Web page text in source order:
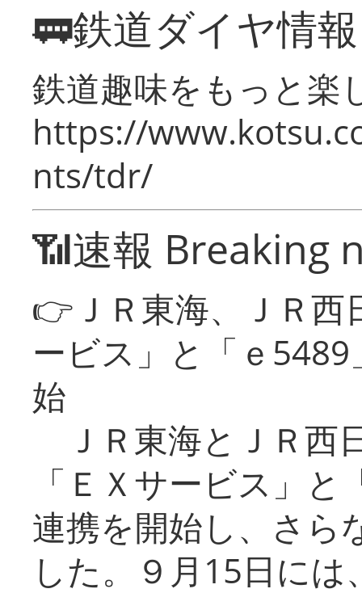
🚃鉄道ダイヤ情
鉄道趣味をもっと楽
https://
nts/tdr/
📶速報 Breaking
👉ＪＲ東海、ＪＲ
ービス」と「ｅ
始
ＪＲ東海とＪＲ西
「ＥＸサービス」
連携を開始し、さら
した。９月15日に